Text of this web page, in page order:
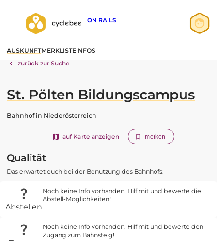
ON RAILS
AUSKUNFTMERKLISTEINFOS
zurück zur Suche
St. Pölten Bildungscampus
Bahnhof in Niederösterreich
auf Karte anzeigen merken
Qualität
Das erwartet euch bei der Benutzung des Bahnhofs:
Abstellen
Noch keine Info vorhanden. Hilf mit und bewerte die
Abstell-Möglichkeiten!
Noch keine Info vorhanden. Hilf mit und bewerte den
Zugang zum Bahnsteig!